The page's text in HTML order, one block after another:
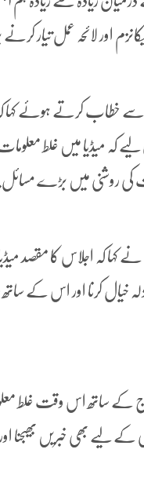
اور لائحہ عمل تیار کرنے پر
سے خطاب کرتے ہوئے کہا
کہ میڈیا میں غلط
کی روشنی میں بڑے مسائل
کہا کہ اجلاس کا مقصد
خیال کرنا اور اس کے
کے ساتھ اس وقت غلط
بھی خبریں بھیجنا اور